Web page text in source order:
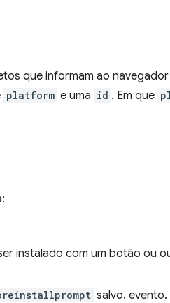
que informam ao
platform e uma id . Em que
instalado com um botão ou
salvo. evento.